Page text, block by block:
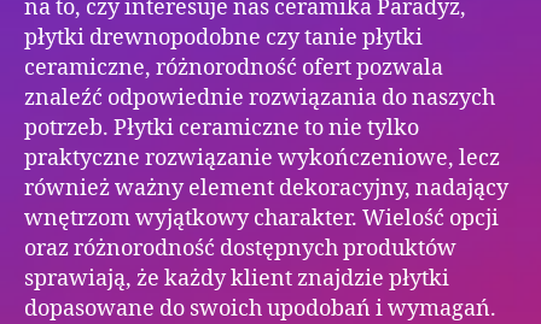
na to, czy interesuje nas ceramika Paradyż,
płytki drewnopodobne czy tanie płytki
ceramiczne, różnorodność ofert pozwala
znaleźć odpowiednie rozwiązania do naszych
potrzeb. Płytki ceramiczne to nie tylko
praktyczne rozwiązanie wykończeniowe, lecz
również ważny element dekoracyjny, nadający
wnętrzom wyjątkowy charakter. Wielość opcji
oraz różnorodność dostępnych produktów
sprawiają, że każdy klient znajdzie płytki
dopasowane do swoich upodobań i wymagań.